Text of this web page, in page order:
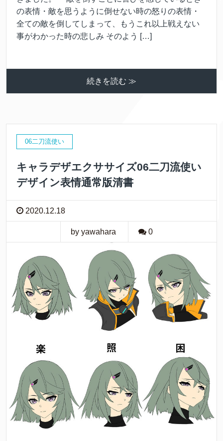
の表情・敵を思うように倒せない時の怒りの表情・
全ての敵を倒してしまって、もうこれ以上戦えない
事がわかった時の悲しみ そのよう […]
続きを読む ≫
06二刀流使い
キャラデザエクササイズ06二刀流使い
デザイン表情通常版清書
2020.12.18
by yawahara 0